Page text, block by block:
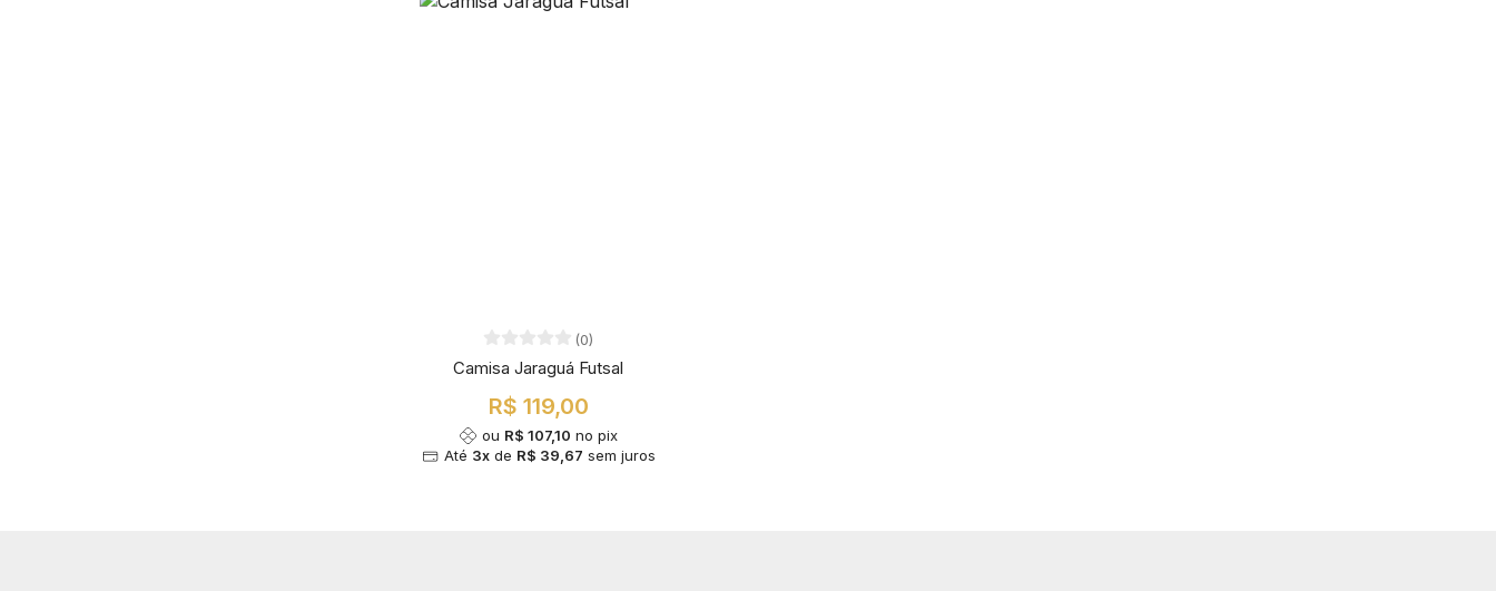
(0)
Camisa Jaraguá Futsal
R$ 119,00
ou R$ 107,10 no pix
Até 3xde R$ 39,67 sem juros